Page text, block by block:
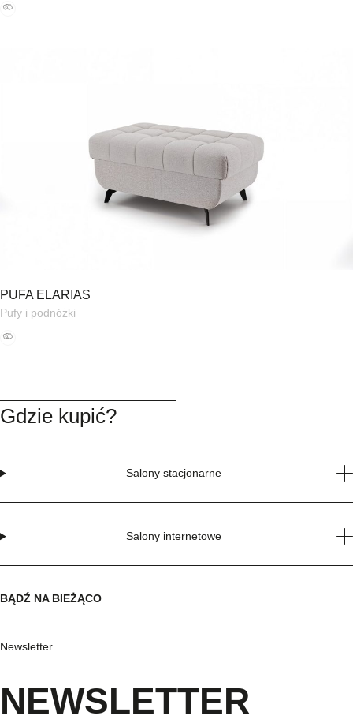
PUFA ELARIAS
Pufy i podnóżki
Gdzie kupić?
Salony stacjonarne
Salony internetowe
BĄDŹ NA BIEŻĄCO
Newsletter
NEWSLETTER